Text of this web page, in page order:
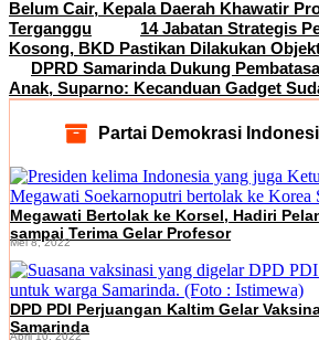
Belum Cair, Kepala Daerah Khawatir
Terganggu
14 Jabatan Strategis
Kosong, BKD Pastikan Dilakukan
DPRD Samarinda Dukung
Anak, Suparno: Kecanduan Gadget
Partai Demokrasi
Megawati Bertolak ke Korsel, Hadiri
sampai Terima Gelar Profesor
Mei 8, 2022
DPD PDI Perjuangan Kaltim Gelar
Samarinda
April 10, 2022